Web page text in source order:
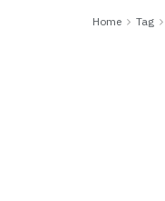
Home Tag